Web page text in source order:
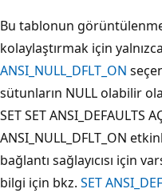
Bu tablonun
kolaylaştırmak için
ANSI_NULL_DFLT_ON
sütunların NULL olabilir
SET SET ANSI_DEFAULTS
ANSI_NULL_DFLT_ON
bağlantı sağlayıcısı için
bilgi için bkz. SET